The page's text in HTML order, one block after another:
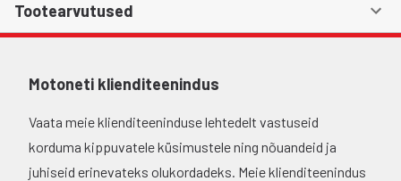
Tootearvutused
Motoneti klienditeenindus
Vaata meie klienditeeninduse lehtedelt vastuseid
korduma kippuvatele küsimustele ning nõuandeid ja
juhiseid erinevateks olukordadeks. Meie klienditeenindus